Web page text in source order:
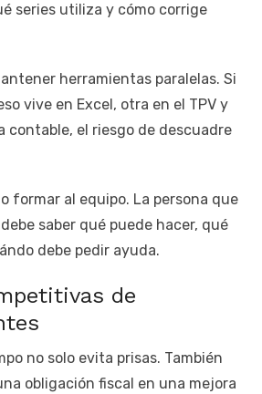
series utiliza y cómo corrige
herramientas paralelas. Si
vive en Excel, otra en el TPV y
contable, el riesgo de descuadre
formar al equipo. La persona que
saber qué puede hacer, qué
debe pedir ayuda.
de
no solo evita prisas. También
obligación fiscal en una mejora